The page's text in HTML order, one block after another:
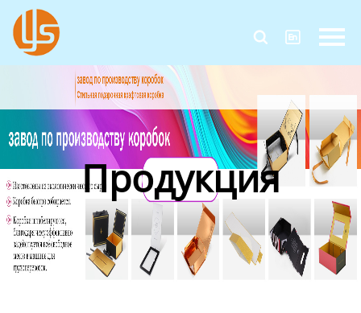
 
Главная
Продукция
О Нас
Контакты Продукция